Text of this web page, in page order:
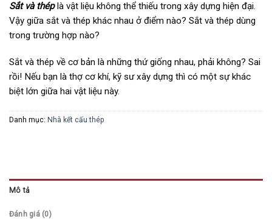
Sắt và théplà vật liệu không thể thiếu trong xây dựng hiện đại.
Vậy giữa sắt và thép khác nhau ở điểm nào? Sắt và thép dùng
trong trường hợp nào?
Sắt và thép về cơ bản là những thứ giống nhau, phải không? Sai
rồi! Nếu bạn là thợ cơ khí, kỹ sư xây dựng thì có một sự khác
biệt lớn giữa hai vật liệu này.
Danh mục: Nhà kết cấu thép
Mô tả
Đánh giá (0)